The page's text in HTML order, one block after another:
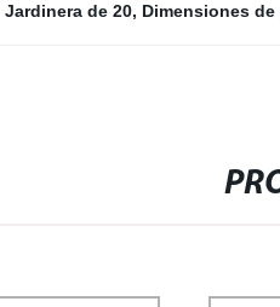
Jardinera de 20, Dimensiones